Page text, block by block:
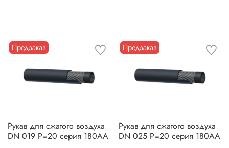
Предзаказ
Рукав для сжатого воздуха
DN 019 P=20 серия 180AA
Предзаказ
Рукав для сжатого воздуха
DN 025 P=20 серия 180AA